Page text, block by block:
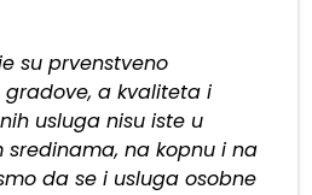
su prvenstveno
a kvaliteta i
usluga nisu iste u
na kopnu i na
da se i usluga osobne